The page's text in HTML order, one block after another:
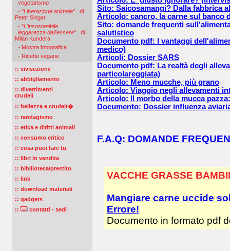
vegetarismo
- "Liberazione animale" di
Peter Singer
- "L'insostenibile
leggerezza dell'essere" di
Milan Kundera
- Mostra fotografica
- Ricette vegane
:: vivisezione
:: abbigliamento
:: divertimenti
crudeli
:: bellezza e crudelt�
:: randagismo
:: etica e diritti animali
:: consumo critico
:: cosa puoi fare tu
:: libri in vendita
:: bibilioteca/prestito
:: link
:: download materiali
:: gadgets
::
contatti - sedi
Sito: Saicosamangi? Dalla fabbrica
Articolo: cancro, la carne sul banco
Sito: domande frequenti
salutistico
Documento pdf: I vantaggi
medico)
Articoli: Dossier SARS
Documento pdf: La realtà degli
particolareggiata)
Articolo: Meno mucche, più grano
Articolo: Viaggio negli allevamenti
Articolo: Il morbo della mucca
Documento: Dossier influenza
F.A.Q: DOMANDE
VACCHE GRASSE
Mangiare carne uccide
Errore!
Documento in formato pdf